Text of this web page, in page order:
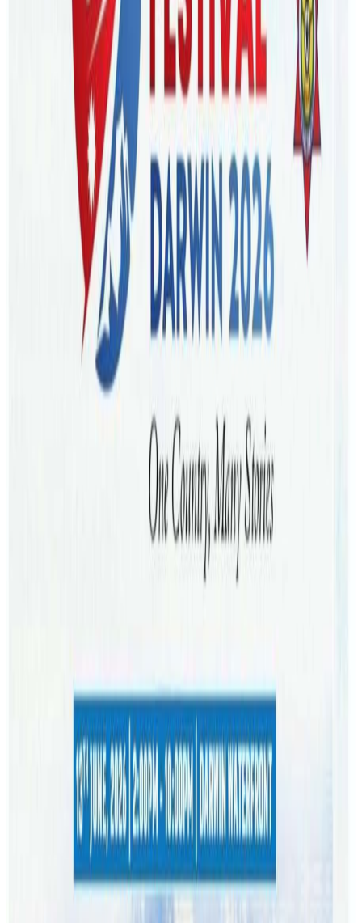
सिड्नी/गत जनवरी २५ तारिख बिहान कारको ठक्करबाट गम्भीर घाइते
भएकी नेपाली विद्यार्थी सुष्मिता लामाको उपचार प्रकृयामा सघाउन
सहयोग संकलन सुरु गरिएको छ । सुष्मिताका लागि गोफण्डमिबाट
सहयोग संकलन सुरु गरिएको हो । तिब्र गतिमा गुडिरहेको कारले
ठक्कर दिदा सुष्मिताको टाउको र स्पाइनल कर्डमा गम्भीर क्षती पुगेको
छ । सड्नीको वेष्टमिड अस्पतालको आइसियुमा उनको उपचार
भइरहेको छ । स्पाइनल कर्डमा क्षति पुगेका कारण शरिरको दाइने
भागमा प्यारालाइसिस समेत देखिएको छ ।
२१ वर्षिय सुष्मिता एक महिना अघि मात्रै डिप्लोमा पढ्नका लागि सिड्नी
आउनु भएको हो । काममा जाने क्रममा बाटो काट्न खोज्दा बिहान ५
बजेतिर कारले सुष्मितालाई ठक्कर दिएको थियो । सुष्मितालाई अझै
राम्रोसंग होस आइसकेको छैन । हालैमात्र सुष्मिताको टाउकोको
सुष्मिताको सिड्नीमा कोही आफन्त नभएकाले अष्ट्रेलिया आउन
सहयोग गरेको हिमालयन वल्डवाइड एजुकेशन कन्सलटेन्सीकी प्रमुख
रोशनी श्रेष्ठ ले सहयोग गरिरहनु भएको छ । सिड्नीको तामाङ समाजले
समेत सुष्मिताको निगरानी गरिरहेको छ । सुष्मिताको अभिभावकलाई
समयसम्म उपचार गराउनुपर्ने र काम पनि गर्न नसक्ने भएकाले
समुदायबाट केही सहयोग संकलन गर्न लागिएको श्रेष्ठको भनाई छ ।
सहयोग गर्नका लागि यो लिंकमा जानुहोस
सहयोग संकलनबाट सुष्मिताको अभिभावकलाई ल्याउन र उनीहरुको
बसोबासको व्यवस्था गर्न सहयोग गरिने बताइएको छ । २० हजार डलर
उठाउने लक्ष्य राखिएको छ । गैरआवासिय नेपाली संघ न्यु साउथ
वेल्ससंग सरसल्लाह गरेरै सहयोग उठाउन थालिएको रोशनीले
जानकारी दिनुभयो । सबैले सहयोग गरेर सुष्मिताको स्वास्थ सुधारका
लागि सहयोग गरिदिन रोशनीले सबैलाई आग्रह गर्नुभएको छ ।